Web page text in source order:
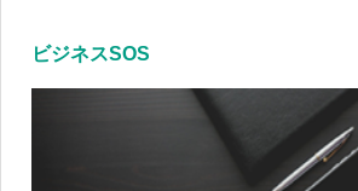
ビジネスSOS